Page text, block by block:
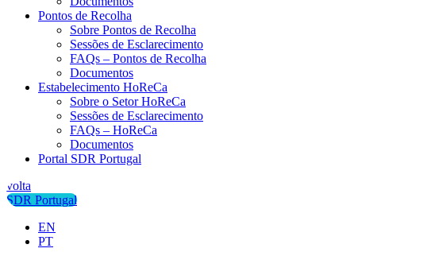
Pontos de Recolha
Sobre Pontos de Recolha
Sessões de Esclarecimento
FAQs – Pontos de Recolha
Documentos
Estabelecimento HoReCa
Sobre o Setor HoReCa
Sessões de Esclarecimento
FAQs – HoReCa
Documentos
Portal SDR Portugal
volta
SDR Portugal
EN
PT